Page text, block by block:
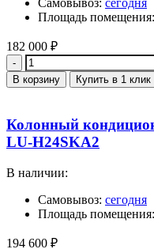
Площадь
182 000 ₽
Количество
В корзину Купить в 1 клик
Колонный
LU-H24SKA2
В наличии:
Самовывоз: сегодня
Площадь
194 600 ₽